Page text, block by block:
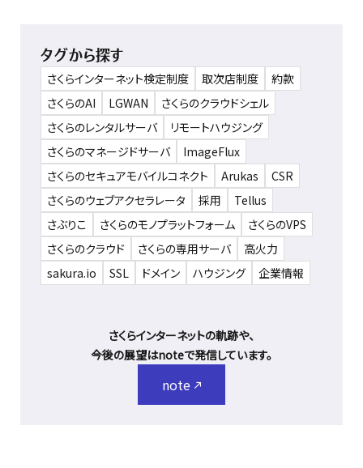
タグから探す
さくらインターネット検定制度 取次店制度
約款
さくらのAI
LGWAN
さくらのクラウドシェル
さくらのレンタルサーバ
リモートハウジング
さくらのマネージドサーバ
ImageFlux
さくらのセキュアモバイルコネクト
Arukas
CSR
さくらのウェブアクセラレータ
採用
Tellus
さぶりこ
さくらのモノプラットフォーム
さくらのVPS
さくらのクラウド
さくらの専用サーバ
高火力
sakura.io
SSL ドメイン ハウジング 企業情報
さくらインターネットの軌跡や、
今後の展望はnoteで発信しています。
note